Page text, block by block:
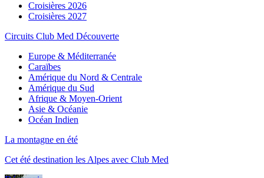
Croisières 2026
Croisières 2027
Circuits Club Med Découverte
Europe & Méditerranée
Caraïbes
Amérique du Nord & Centrale
Amérique du Sud
Afrique & Moyen-Orient
Asie & Océanie
Océan Indien
La montagne en été
Cet été destination les Alpes avec Club Med